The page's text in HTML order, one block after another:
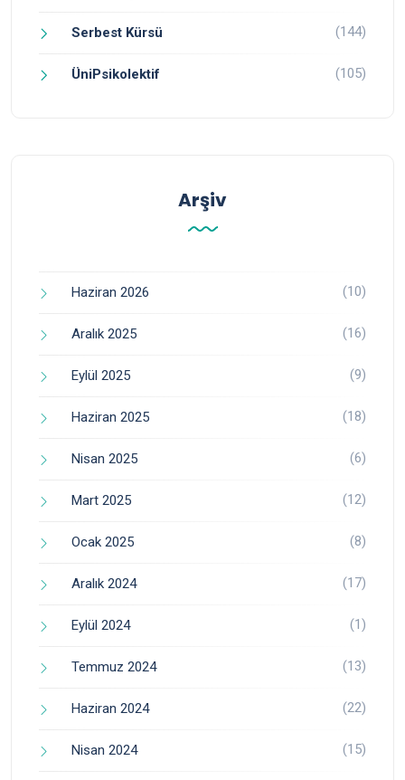
Serbest Kürsü (144)
ÜniPsikolektif (105)
Arşiv
Haziran 2026 (10)
Aralık 2025 (16)
Eylül 2025 (9)
Haziran 2025 (18)
Nisan 2025 (6)
Mart 2025 (12)
Ocak 2025 (8)
Aralık 2024 (17)
Eylül 2024 (1)
Temmuz 2024 (13)
Haziran 2024 (22)
Nisan 2024 (15)